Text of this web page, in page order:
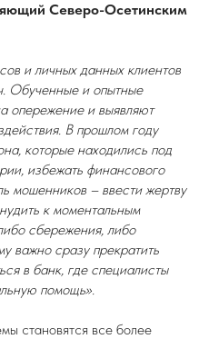
Северо-Осетинским
и личных данных клиентов
Обученные и опытные
опережение и выявляют
В прошлом году
которые находились под
избежать финансового
мошенников – ввести жертву
к моментальным
сбережения, либо
важно сразу прекратить
в банк, где специалисты
помощь».
становятся все более